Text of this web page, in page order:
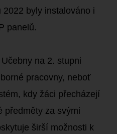
byly instalováno i
panelů.
na 2. stupni
pracovny, neboť
kdy žáci přecházejí
předměty za svými
širší možnosti k